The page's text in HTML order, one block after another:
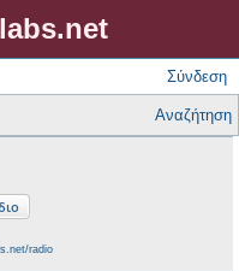
Σύνδεση
Αναζήτηση
radio